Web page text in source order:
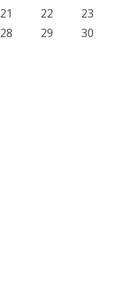
21 22
23
28 29
30